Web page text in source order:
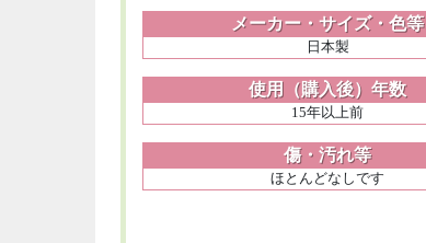
メーカー・サイズ・色等
日本製
使用（購入後）年数
15年以上前
傷・汚れ等
ほとんどなしです